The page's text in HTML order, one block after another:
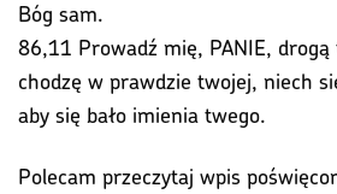
Bóg sam.
86,11 Prowadź mię, PANIE,
chodzę w prawdzie twojej, niech
aby się bało imienia twego.
Polecam przeczytaj wpis